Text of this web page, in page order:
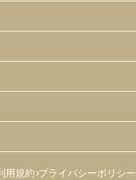
用規約 プライバシーポリシー